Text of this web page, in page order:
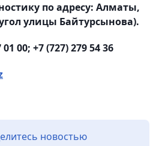
по адресу: Алматы,
улицы Байтурсынова).
00; +7 (727) 279 54 36
новостью